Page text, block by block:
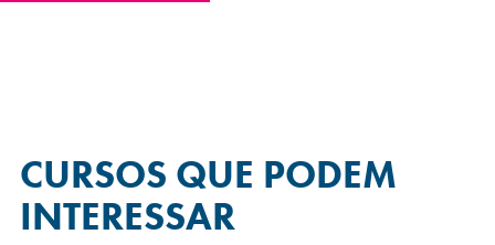
CURSOS QUE PODEM
INTERESSAR